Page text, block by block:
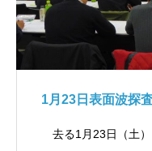
1月23日表面波探
去る1月23日（土）